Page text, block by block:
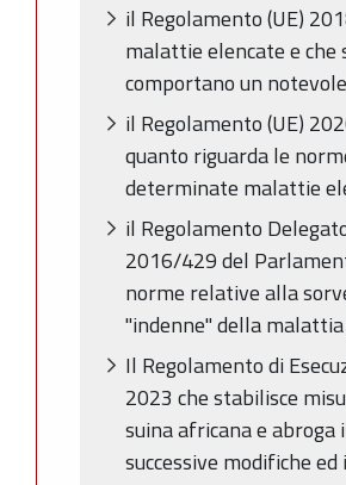
il Regolamento (UE)
malattie elencate e che
comportano un
il Regolamento (UE)
quanto riguarda le
determinate malattie
il Regolamento
2016/429 del
norme relative alla
"indenne" della
Il Regolamento di
2023 che stabilisce
suina africana e
successive modifiche